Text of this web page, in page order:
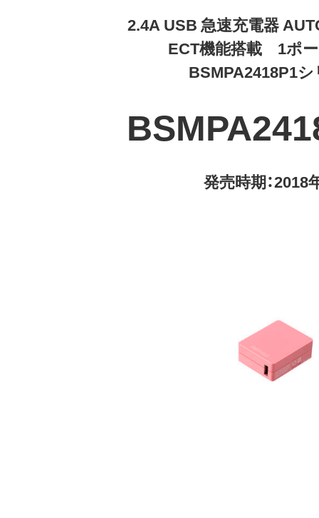
2.4A USB 急速充電器
ECT機能搭載 1ポ
BSMPA2418P1
発売時期：2018